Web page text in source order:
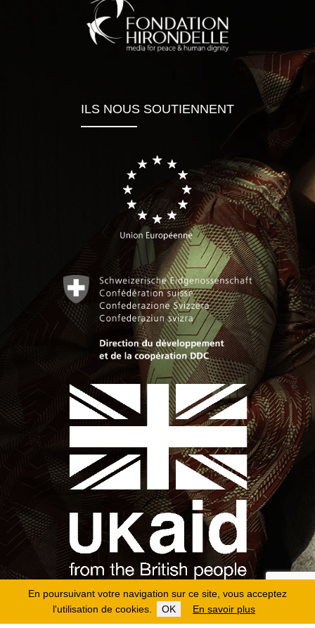
En poursuivant votre navigation sur ce site, vous acceptez
l'utilisation de cookies.
OK En savoir plus
ILS NOUS SOUTIENNENT